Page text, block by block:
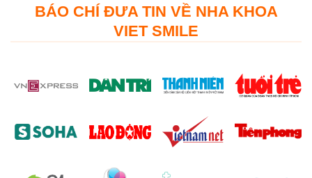
BÁO CHÍ ĐƯA TIN VỀ NHA KHOA
VIET SMILE